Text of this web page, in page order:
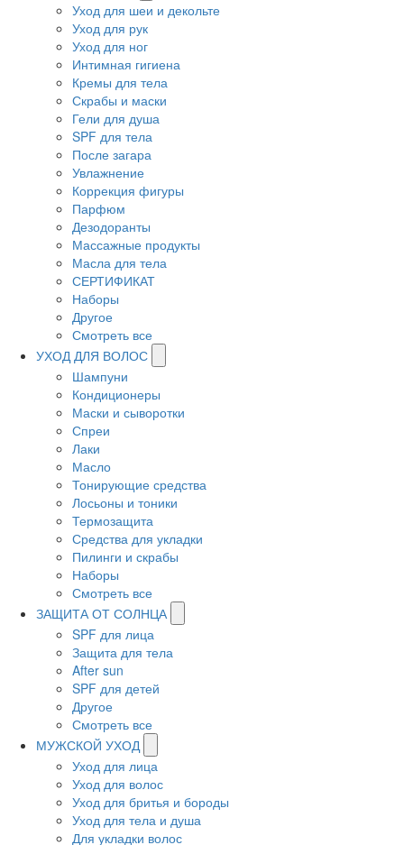
Уход для шеи и декольте
Уход для рук
Уход для ног
Интимная гигиена
Кремы для тела
Скрабы и маски
Гели для душа
SPF для тела
После загара
Увлажнение
Коррекция фигуры
Парфюм
Дезодоранты
Массажные продукты
Масла для тела
СЕРТИФИКАТ
Наборы
Другое
Смотреть все
УХОД ДЛЯ ВОЛОС
Шампуни
Кондиционеры
Маски и сыворотки
Спреи
Лаки
Масло
Тонирующие средства
Лосьоны и тоники
Термозащита
Средства для укладки
Пилинги и скрабы
Наборы
Смотреть все
ЗАЩИТА ОТ СОЛНЦА
SPF для лица
Защита для тела
After sun
SPF для детей
Другое
Смотреть все
МУЖСКОЙ УХОД
Уход для лица
Уход для волос
Уход для бритья и бороды
Уход для тела и душа
Для укладки волос